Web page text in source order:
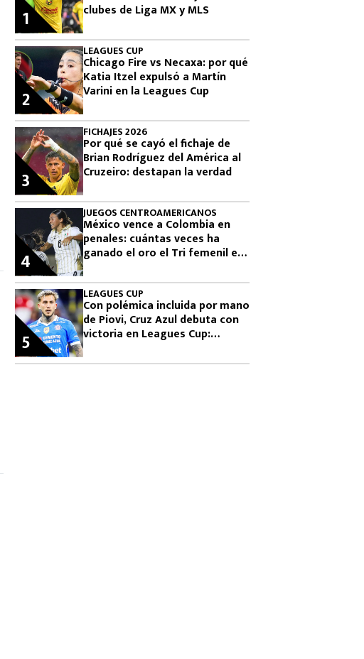
clubes de Liga MX y MLS
1
LEAGUES CUP
Chicago Fire vs Necaxa: por qué
Katia Itzel expulsó a Martín
Varini en la Leagues Cup
2
FICHAJES 2026
Por qué se cayó el fichaje de
Brian Rodríguez del América al
Cruzeiro: destapan la verdad
3
JUEGOS CENTROAMERICANOS
México vence a Colombia en
penales: cuántas veces ha
ganado el oro el Tri femenil en
4
LEAGUES CUP
Con polémica incluida por mano
de Piovi, Cruz Azul debuta con
victoria en Leagues Cup:
5